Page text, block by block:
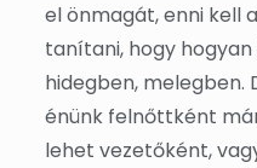
el önmagát, enni kell
tanítani, hogy
hidegben, melegben.
énünk felnőttként
lehet vezetőként,